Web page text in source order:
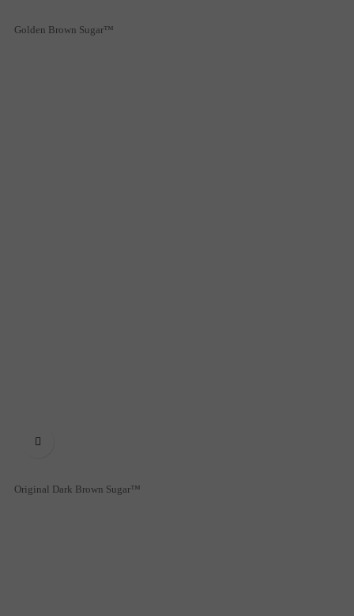
Golden Brown Sugar™

Original Dark Brown Sugar™